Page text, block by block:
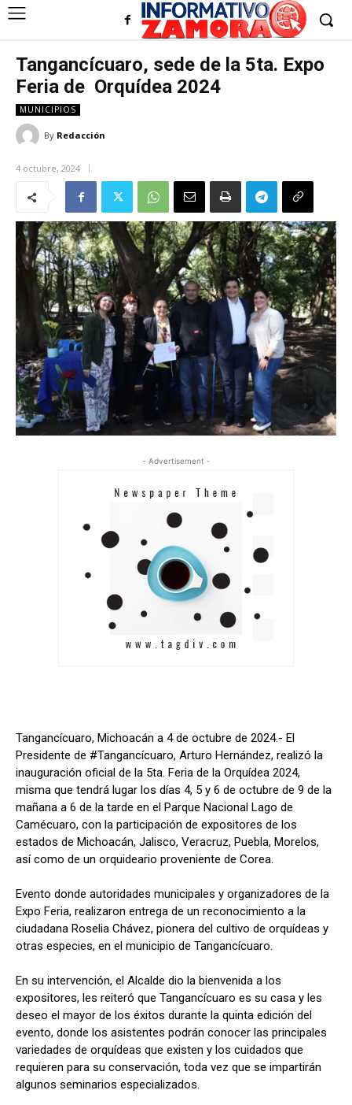
Tangancícuaro, sede de la 5ta. Expo
Feria de Orquídea 2024
MUNICIPIOS
By Redacción
4 octubre, 2024
- Advertisement -
Tangancícuaro, Michoacán a 4 de octubre de 2024.- El
Presidente de #Tangancícuaro, Arturo Hernández, realizó la
inauguración oficial de la 5ta. Feria de la Orquídea 2024,
misma que tendrá lugar los días 4, 5 y 6 de octubre de 9 de la
mañana a 6 de la tarde en el Parque Nacional Lago de
Camécuaro, con la participación de expositores de los
estados de Michoacán, Jalisco, Veracruz, Puebla, Morelos,
así como de un orquideario proveniente de Corea.
Evento donde autoridades municipales y organizadores de la
Expo Feria, realizaron entrega de un reconocimiento a la
ciudadana Roselia Chávez, pionera del cultivo de orquídeas y
otras especies, en el municipio de Tangancícuaro.
En su intervención, el Alcalde dio la bienvenida a los
expositores, les reiteró que Tangancícuaro es su casa y les
deseo el mayor de los éxitos durante la quinta edición del
evento, donde los asistentes podrán conocer las principales
variedades de orquídeas que existen y los cuidados que
requieren para su conservación, toda vez que se impartirán
algunos seminarios especializados.